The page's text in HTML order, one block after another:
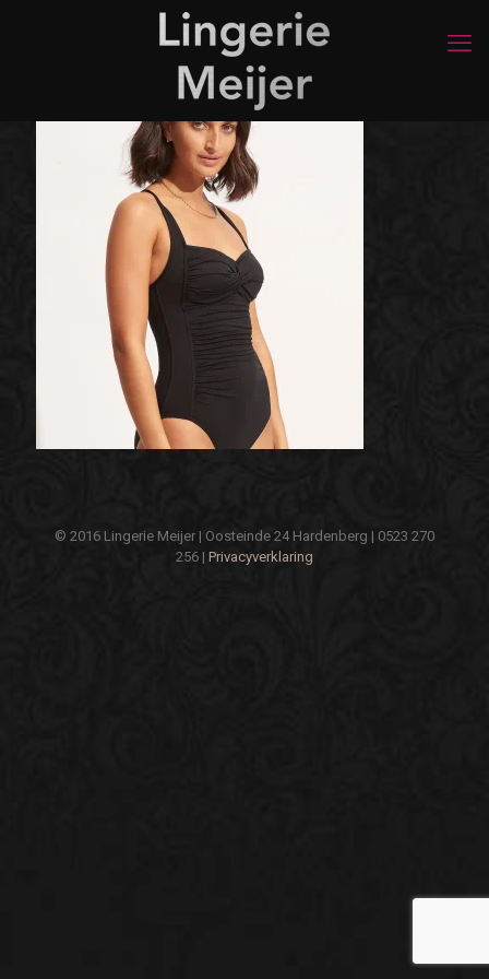
© 2016 Lingerie Meijer | Oosteinde 24 Hardenberg | 0523 270
256 | Privacyverklaring